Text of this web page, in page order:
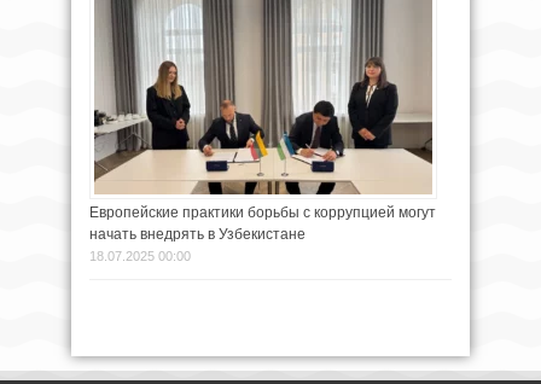
Европейские практики борьбы с коррупцией могут
начать внедрять в Узбекистане
18.07.2025 00:00